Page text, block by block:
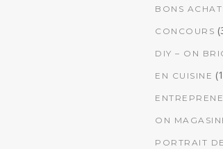
BONS
CONCOURS
DIY – ON
EN CUISINE
ON
PORTRAIT